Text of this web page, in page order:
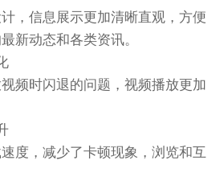
，信息展示更加清晰直观，方便
新动态和各类资讯。
频时闪退的问题，视频播放更加
度，减少了卡顿现象，浏览和互